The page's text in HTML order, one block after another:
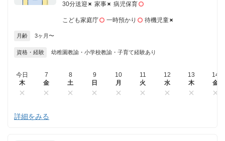
30分送迎 家事 病児保育
こども家庭庁 一時預かり 待機児童
月齢 3ヶ月〜
資格・経験 幼稚園教諭・小学校教諭・子育て経験あり
今日
木
7
金
8
土
9
日
10
月
11
火
12
水
13
木
14
金
詳細をみる